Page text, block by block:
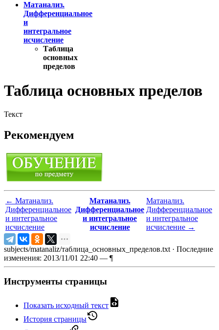
Матанализ.
Дифференциальное
и
интегральное
исчисление
Таблица
основных
пределов
Таблица основных пределов
Текст
Рекомендуем
← Матанализ.
Дифференциальное
и интегральное
исчисление
Матанализ.
Дифференциальное
и интегральное
исчисление
Матанализ.
Дифференциальное
и интегральное
исчисление →
subjects/matanaliz/таблица_основных_пределов.txt · Последние
изменения: 2013/11/01 22:40 — ¶
Инструменты страницы
Показать исходный текст
История страницы